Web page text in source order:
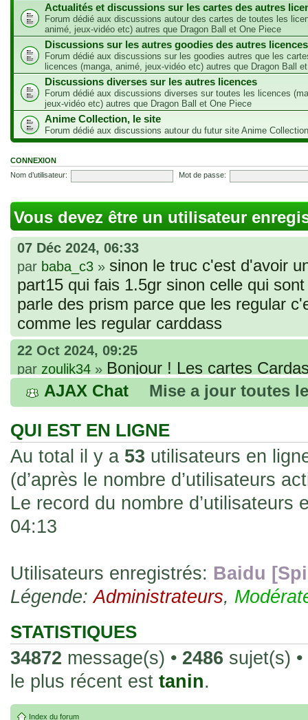
Actualités et discussions sur les cartes des autres
Forum dédié aux discussions autour des cartes de toutes les
animé, jeux-vidéo etc) autres que Dragon Ball et One Piece
Discussions sur les autres goodies des autres licences
Forum dédié aux discussions sur les goodies autres que les
licences (manga, animé, jeux-vidéo etc) autres que Dragon Ball
Discussions diverses sur les autres licences
Forum dédié aux discussions diverses sur toutes les licences
jeux-vidéo etc) autres que Dragon Ball et One Piece
Anime Collection, le site
Forum dédié aux discussions autour du futur site Anime Collection
CONNEXION
Nom d’utilisateur:
Mot de passe:
Vous devez être un utilisateur
07 Déc 2024, 06:33
par baba_c3 » sinon le truc c'est d'avoir
part15 qui fais 1.5gr sinon celle qui
parle des prism parce que les regular
comme les regular carddass
22 Oct 2024, 09:25
par zoulik34 » Bonjour ! Les cartes
que vous avez commandées, sont
fines et souples. Cela fait partie de
les rend faciles à manipuler et à
sur l'authenticité ou la qualité de votre
avec d'autres cartes de la même série
collectionneurs. Mais en règle
fait normal pour ce type de carte.
26 Déc 2023, 13:46
acheter une réédition de cette Hondan ?
02 Juin 2023, 14:17
par
Bonjour j'ai commandé
20 , je trouve la carte vraiment très
collection les carte sont censées être
24 Oct 2022, 13:37
par
de Lucy de Cyberpunk : Edgerunners.
AJAX Chat Mise a jour toutes
QUI EST EN LIGNE
Au total il y a 53 utilisateurs en
(d’après le nombre d’utilisateurs
Le record du nombre d’utilisateurs
04:13
Utilisateurs enregistrés: Baidu
Légende:Administrateurs,
STATISTIQUES
34872 message(s) • 2486 sujet(s) •
le plus récent est tanin.
Index du forum